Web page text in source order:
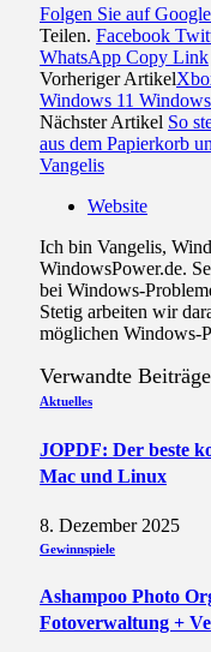
Folgen Sie auf
Teilen. Facebook
WhatsApp Copy Link
Vorheriger Artikel
Windows 11
Nächster Artikel So
aus dem Papierkorb
Vangelis
Website
Ich bin Vangelis,
WindowsPower.de.
bei Windows-
Stetig arbeiten wir
möglichen Windows-
Verwandte Beiträge
Aktuelles
JOPDF: Der beste
Mac und Linux
8. Dezember 2025
Gewinnspiele
Ashampoo Photo
Fotoverwaltung +